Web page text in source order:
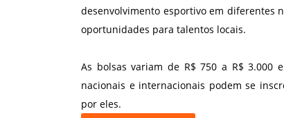
desenvolvimento esportivo em
oportunidades para talentos locais.
As bolsas variam de R$ 750 a R$ 3.000
nacionais e internacionais podem se
por eles.